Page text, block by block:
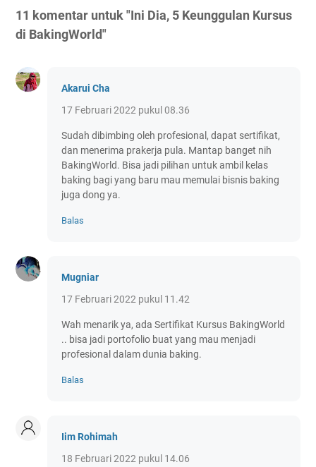
11 komentar untuk "Ini Dia, 5 Keunggulan Kursus
di BakingWorld"
Akarui Cha
17 Februari 2022 pukul 08.36
Sudah dibimbing oleh profesional, dapat sertifikat,
dan menerima prakerja pula. Mantap banget nih
BakingWorld. Bisa jadi pilihan untuk ambil kelas
baking bagi yang baru mau memulai bisnis baking
juga dong ya.
Balas
Mugniar
17 Februari 2022 pukul 11.42
Wah menarik ya, ada Sertifikat Kursus BakingWorld
.. bisa jadi portofolio buat yang mau menjadi
profesional dalam dunia baking.
Balas
Iim Rohimah
18 Februari 2022 pukul 14.06